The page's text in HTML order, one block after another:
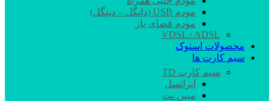
مودم USB (دانگل – دینگل)
مودم فضای باز
VDSL / ADSL
محصولات استوک
سیم کارت ها
سیم کارت TD
ایرانسل
مبین نت